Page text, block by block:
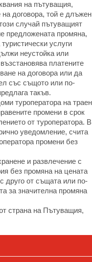
на пътуващия,
договора, той е длъжен
случай пътуващият
предложената промяна,
услуги
неустойка или
платените
на договора или да
със същото или по-
такъв.
туроператора на траен
промени в срок
от туроператора. В
уведомление, счита
промени без
и развлечение с
без промяна на цената
друго от същата или по-
за значителна промяна
страна на Пътуващия,